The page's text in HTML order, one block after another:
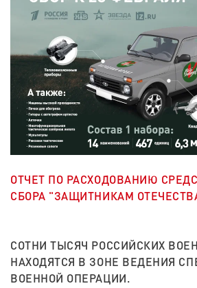
ОТЧЕТ ПО РАСХОДОВАНИЮ
СБОРА "ЗАЩИТНИКАМ
СОТНИ ТЫСЯЧ РОССИЙСКИХ
НАХОДЯТСЯ В ЗОНЕ ВЕДЕНИЯ
ВОЕННОЙ ОПЕРАЦИИ.